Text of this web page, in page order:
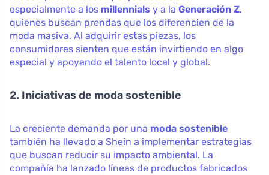
especialmente a los millennials y a la Generación Z,
quienes buscan prendas que los diferencien de la
moda masiva. Al adquirir estas piezas, los
consumidores sienten que están invirtiendo en algo
especial y apoyando el talento local y global.
2. Iniciativas de moda sostenible
La creciente demanda por una moda sostenible
también ha llevado a Shein a implementar estrategias
que buscan reducir su impacto ambiental. La
compañía ha lanzado líneas de productos fabricados